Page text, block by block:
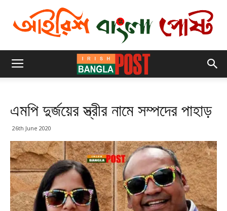
এমপি দুর্জয়ের স্ত্রীর নামে সম্পদের পাহাড়
26th June 2020